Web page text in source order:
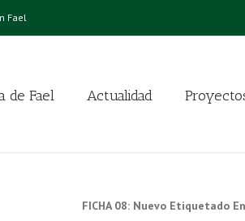
Fael
de Fael Actualidad
FICHA 08: Nuevo Etiquetado